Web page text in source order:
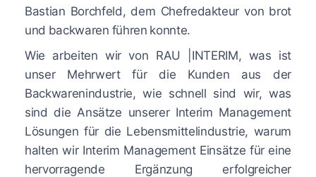
Bastian Borchfeld, dem Chefredakteur von brot
und backwaren führen konnte.
Wie arbeiten wir von RAU |INTERIM, was ist
unser Mehrwert für die Kunden aus der
Backwarenindustrie, wie schnell sind wir, was
sind die Ansätze unserer Interim Management
Lösungen für die Lebensmittelindustrie, warum
halten wir Interim Management Einsätze für eine
hervorragende Ergänzung erfolgreicher